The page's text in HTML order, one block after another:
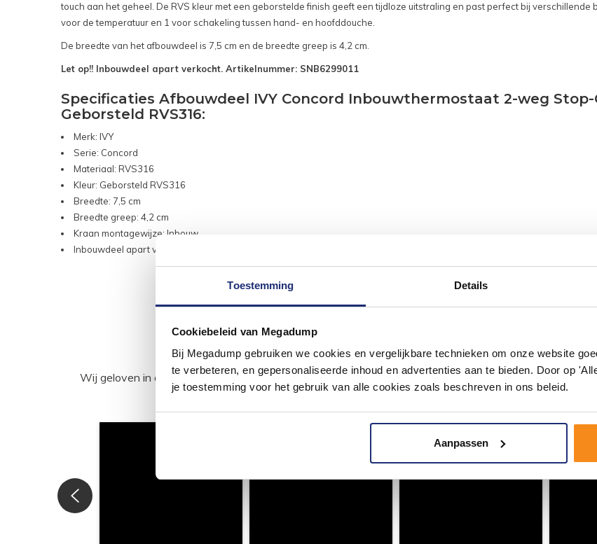
Toestemming Details
Cookiebeleid van Megadump
Bij Megadump gebruiken we cookies en vergelijkbare technieken om onze website
te verbeteren, en gepersonaliseerde inhoud en advertenties aan te bieden. Door op
je toestemming voor het gebruik van alle cookies zoals beschreven in ons beleid.
Aanpassen
touch aan het geheel. De RVS kleur met een geborstelde finish geeft een tijdloze uitstraling en past perfect bij
voor de temperatuur en 1 voor schakeling tussen hand- en hoofddouche.
De breedte van het afbouwdeel is 7,5 cm en de breedte greep is 4,2 cm.
Let op!! Inbouwdeel apart verkocht. Artikelnummer: SNB6299011
Specificaties Afbouwdeel IVY Concord Inbouwthermostaat 2-weg
Geborsteld RVS316:
Merk: IVY
Serie: Concord
Materiaal: RVS316
Kleur: Geborsteld RVS316
Breedte: 7,5 cm
Breedte greep: 4,2 cm
Kraan montagewijze: Inbouw
Inbouwdeel apart verkocht
#mijndroombadkamer
Wij geloven in de kracht van delen. Deel jouw badkamer op Instagram met #mijndroombadkamer en
omgeving vol met unieke badkamerstijlen. Doe je